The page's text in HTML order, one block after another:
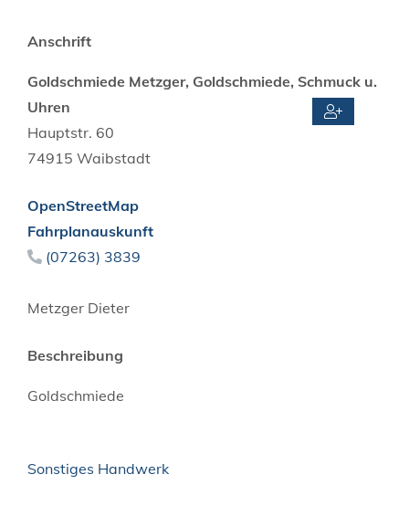
Anschrift
Goldschmiede Metzger, Goldschmiede, Schmuck u.
Uhren
Hauptstr. 60
74915 Waibstadt
OpenStreetMap
Fahrplanauskunft
(07263) 3839
Metzger Dieter
Beschreibung
Goldschmiede
Sonstiges Handwerk